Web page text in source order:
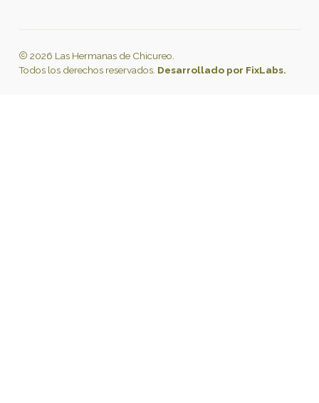
2026 Las Hermanas de Chicureo.
Todos los derechos reservados. Desarrollado por FixLabs.